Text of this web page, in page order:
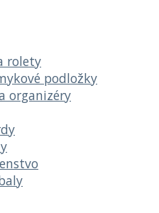
rolety
podložky
organizéry